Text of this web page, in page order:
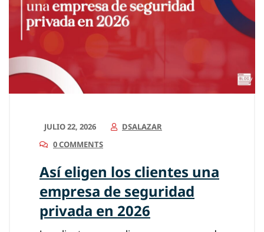
JULIO 22, 2026
DSALAZAR
0 COMMENTS
Así eligen los clientes una
empresa de seguridad
privada en 2026